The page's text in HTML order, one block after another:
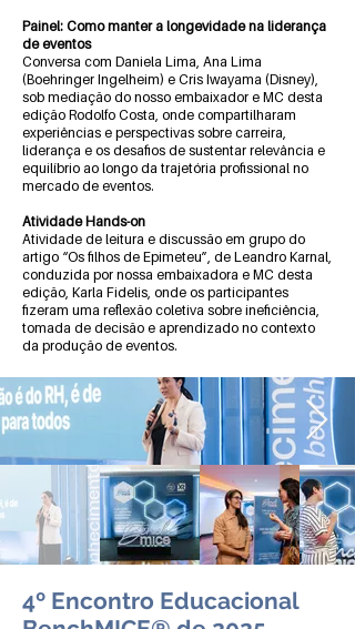
Painel: Como manter a longevidade na liderança
de eventos
Conversa com Daniela Lima, Ana Lima
(Boehringer Ingelheim) e Cris Iwayama (Disney),
sob mediação do nosso embaixador e MC desta
edição Rodolfo Costa, onde compartilharam
experiências e perspectivas sobre carreira,
liderança e os desafios de sustentar relevância e
equilíbrio ao longo da trajetória profissional no
mercado de eventos.
Atividade Hands-on
Atividade de leitura e discussão em grupo do
artigo “Os filhos de Epimeteu”, de Leandro Karnal,
conduzida por nossa embaixadora e MC desta
edição, Karla Fidelis, onde os participantes
fizeram uma reflexão coletiva sobre ineficiência,
tomada de decisão e aprendizado no contexto
da produção de eventos.
4º Encontro Educacional